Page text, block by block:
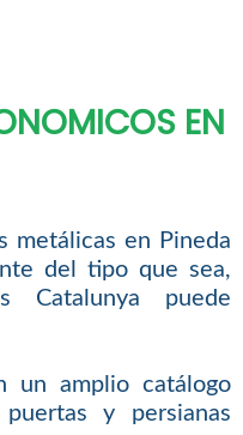
EN
metálicas en Pineda
del tipo que sea,
Catalunya puede
un amplio catálogo
y persianas